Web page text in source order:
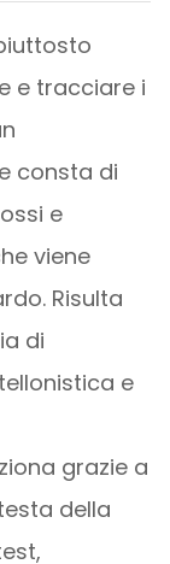
e tracciare i
consta di
e
viene
Risulta
di
e
grazie a
della